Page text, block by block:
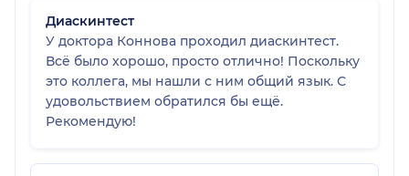
Диаскинтест
У доктора Коннова проходил диаскинтест.
Всё было хорошо, просто отлично! Поскольку
это коллега, мы нашли с ним общий язык. С
удовольствием обратился бы ещё.
Рекомендую!